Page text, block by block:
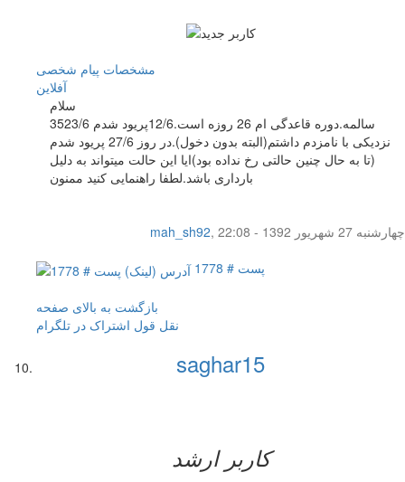
مشخصات پیام شخصی
آفلاين
سلام
35سالمه.دوره قاعدگی ام 26 روزه است.12/6پریود شدم 23/6
نزدیکی با نامزدم داشتم(البته بدون دخول).در روز 27/6 پریود شدم
(تا به حال چنین حالتی رخ نداده بود)ایا این حالت میتواند به دلیل
بارداری باشد.لطفا راهنمایی کنید ممنون
mah_sh92,
چهار‌شنبه 27 شهریور 1392 - 22:08
پست # 1778
بازگشت به بالای صفحه
نقل قول اشتراک در تلگرام
saghar15
کاربر ارشد